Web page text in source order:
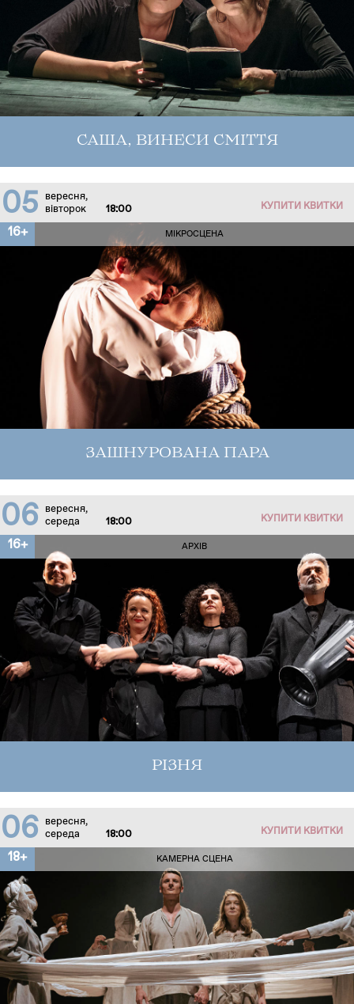
САША, ВИНЕСИ СМІТТЯ
05
вересня,
вівторок
18:00 КУПИТИ КВИТКИ
16+ МІКРОСЦЕНА
ЗАШНУРОВАНА ПАРА
06
вересня,
середа
18:00 КУПИТИ КВИТКИ
16+ АРХІВ
РІЗНЯ
06
вересня,
середа
18:00 КУПИТИ КВИТКИ
18+ КАМЕРНА СЦЕНА